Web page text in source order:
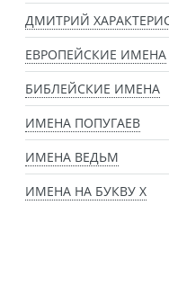
ДМИТРИЙ
ЕВРОПЕЙСКИЕ ИМЕНА
БИБЛЕЙСКИЕ ИМЕНА
ИМЕНА ПОПУГАЕВ
ИМЕНА ВЕДЬМ
ИМЕНА НА БУКВУ Х